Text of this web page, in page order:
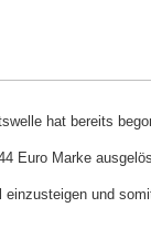
hat bereits
Euro Marke
einzusteigen und